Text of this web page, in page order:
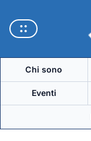
Chi sono
Eventi